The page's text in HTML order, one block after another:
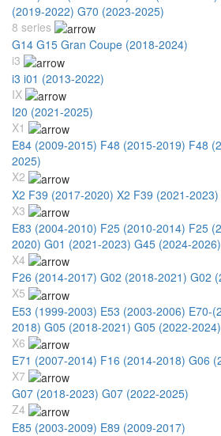
(2019-2022) G70 (2023-2025)
8 series
G14 G15 Gran Coupe (2018-2024)
i3
i3 i01 (2013-2022)
IX
I20 (2021-2025)
X1
E84 (2009-2015) F48 (2015-2019) F48
2025)
X2
X2 F39 (2017-2020) X2 F39 (2021-2023)
X3
E83 (2004-2010) F25 (2010-2014) F25
2020) G01 (2021-2023) G45 (2024-2026)
X4
F26 (2014-2017) G02 (2018-2021) G02
X5
E53 (1999-2003) E53 (2003-2006) E70-
2018) G05 (2018-2021) G05 (2022-2024)
X6
E71 (2007-2014) F16 (2014-2018) G06
X7
G07 (2018-2023) G07 (2022-2025)
Z4
E85 (2003-2009) E89 (2009-2017)